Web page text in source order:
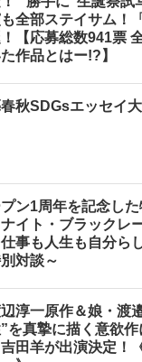
全部ステイサム！
【応募総数941票
作品とはー!?】
秋SDGsエッセイ
ン1周年を記念し
イト・ブラックレ
事も人生も自分ら
対談～
辺淳一原作＆娘・渡
を真摯に描く意欲
田羊が出演決定！